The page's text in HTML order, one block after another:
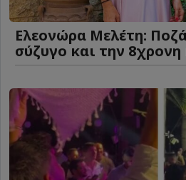
Ελεονώρα Μελέτη:
σύζυγο και την 8χρονη